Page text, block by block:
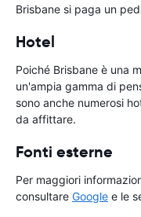
Brisbane si paga un
Hotel
Poiché Brisbane è una
un'ampia gamma di
sono anche numerosi
da affittare.
Fonti esterne
Per maggiori
consultare Google e le